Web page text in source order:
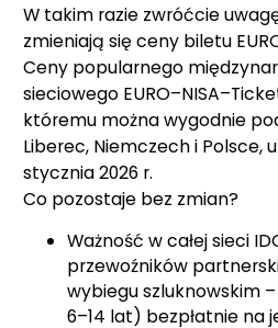
W takim razie zwróćcie
zmieniają się ceny biletu
Ceny popularnego
sieciowego
któremu można wygodnie
Liberec, Niemczech i Polsce,
stycznia 2026 r.
Co pozostaje bez zmian?
Ważność w całej sieci
przewoźników
wybiegu szluknowskim
6–14 lat) bezpłatnie na